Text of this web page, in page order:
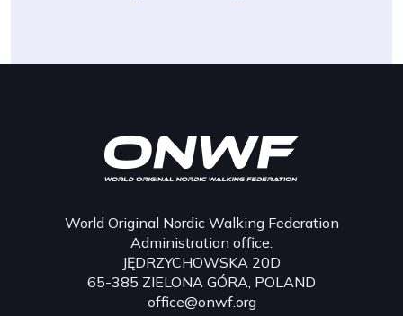
World Original Nordic Walking Federation
Administration office:
JĘDRZYCHOWSKA 20D
65-385 ZIELONA GÓRA, POLAND
office@onwf.org